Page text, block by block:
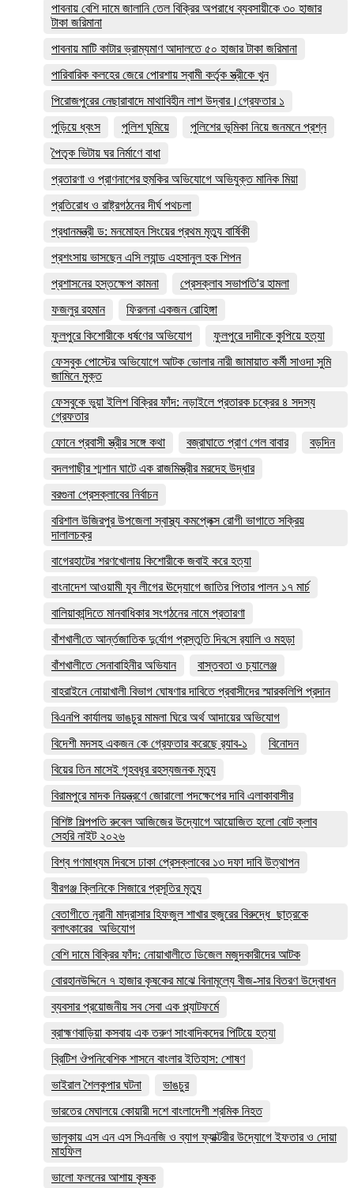
পাবনায় বেশি দামে জালানি তেল বিক্রির অপরাধে ব্যবসায়ীকে ৩০ হাজার
টাকা জরিমানা
পাবনায় মাটি কাটার ভ্রাম্যমাণ আদালতে ৫০ হাজার টাকা জরিমানা
পারিবারিক কলহের জেরে পোরশায় স্বামী কর্তৃক স্ত্রীকে খুন
পিরোজপুরের নেছারাবাদে মাথাবিহীন লাশ উদ্বার।গ্রেফতার ১
পুড়িয়ে ধ্বংস
পুলিশ ঘুমিয়ে
পুলিশের ভূমিকা নিয়ে জনমনে প্রশ্ন
পৈতৃক ভিটায় ঘর নির্মাণে বাধা
প্রতারণা ও প্রাণনাশের হুমকির অভিযোগে অভিযুক্ত মানিক মিয়া
প্রতিরোধ ও রাষ্ট্রগঠনের দীর্ঘ পথচলা
প্রধানমন্ত্রী ড: মনমোহন সিংয়ের প্রথম মৃত্যু বার্ষিকী
প্রশংসায় ভাসছেন এসি ল্যান্ড এহসানুল হক শিপন
প্রশাসনের হস্তক্ষেপ কামনা
প্রেসক্লাব সভাপতি'র হামলা
ফজলুর রহমান
ফিরলনা একজন রোহিঙ্গা
ফুলপুরে কিশোরীকে ধর্ষণের অভিযোগ
ফুলপুরে দাদীকে কুপিয়ে হত্যা
ফেসবুক পোস্টের অভিযোগে আটক ভোলার নারী জামায়াত কর্মী সাওদা সুমি
জামিনে মুক্ত
ফেসবুকে ভুয়া ইলিশ বিক্রির ফাঁদ: নড়াইলে প্রতারক চক্রের ৪ সদস্য
গ্রেফতার
ফোনে প্রবাসী স্ত্রীর সঙ্গে কথা
বজ্রাঘাতে প্রাণ গেল বাবার
বড়দিন
বদলগাছীর শ্মশান ঘাটে এক রাজমিস্ত্রীর মরদেহ উদ্ধার
বরগুনা প্রেসক্লাবের নির্বাচন
বরিশাল উজিরপুর উপজেলা স্বাস্থ্য কমপ্লেক্স রোগী ভাগাতে সক্রিয়
দালালচক্র
বাগেরহাটের শরণখোলায় কিশোরীকে জবাই করে হত্যা
বাংনাদেশ আওয়ামী যুব লীগের ঊদ‍্যোগে জাতির পিতার পালন ১৭ মার্চ
বালিয়াকান্দিতে মানবাধিকার সংগঠনের নামে প্রতারণা
বাঁশখালী‌তে আর্ন্তজা‌তিক দু‌র্যোগ প্রস্তু‌তি দিব‌সে র‌্যালি ও মহড়া
বাঁশখালীতে সেনাবাহিনীর অভিযান
বাস্তবতা ও চ্যালেঞ্জ
বাহরাইনে নোয়াখালী বিভাগ ঘোষণার দাবিতে প্রবাসীদের স্মারকলিপি প্রদান
বিএনপি কার্যালয় ভাঙচুর মামলা ঘিরে অর্থ আদায়ের অভিযোগ
বিদেশী মদসহ একজন কে গ্রেফতার করেছে র‌্যাব-১
বিনোদন
বিয়ের তিন মাসেই গৃহবধূর রহস্যজনক মৃত্যু
বিরামপুরে মাদক নিয়ন্ত্রণে জোরালো পদক্ষেপের দাবি এলাকাবাসীর
বিশিষ্ট শিল্পপতি রুবেল আজিজের উদ্যোগে আয়োজিত হলো বোট ক্লাব
সেহরি নাইট ২০২৬
বিশ্ব গণমাধ্যম দিবসে ঢাকা প্রেসক্লাবের ১৩ দফা দাবি উত্থাপন
বীরগঞ্জ ক্লিনিকে সিজারে প্রসূতির মৃত্যু
বেতাগীতে নূরানী মাদ্রাসার হিফজুল শাখার হুজুরের বিরুদ্ধে ছাত্রকে
বলাৎকারের অভিযোগ
বেশি দামে বিক্রির ফাঁদ: নোয়াখালীতে ডিজেল মজুদকারীদের আটক
বোরহানউদ্দিনে ৭ হাজার কৃষকের মাঝে বিনামূল্যে বীজ-সার বিতরণ উদ্বোধন
ব্যবসার প্রয়োজনীয় সব সেবা এক প্ল্যাটফর্মে
ব্রাহ্মণবাড়িয়া কসবায় এক তরুণ সাংবাদিকদের পিটিয়ে হত্যা
ব্রিটিশ ঔপনিবেশিক শাসনে বাংলার ইতিহাস: শোষণ
ভাইরাল শৈলকুপার ঘটনা
ভাঙচুর
ভারতের মেঘালয়ে কোয়ারী দশে বাংলাদেশী শ্রমিক নিহত
ভালুকায় এস এন এস সিএনজি ও ব্যাগ ফ্যাক্টরীর উদ্যোগে ইফতার ও দোয়া
মাহফিল
ভালো ফলনের আশায় কৃষক